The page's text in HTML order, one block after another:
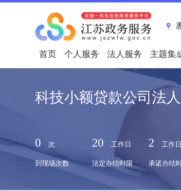
首页 个人服务 法人服务 主题集
科技小额贷款公司法
0 次
到现场次数
20 工作日
法定办结时限
2 工作日
承诺办结